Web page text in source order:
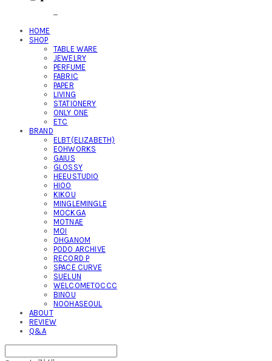
HOME
SHOP
TABLE WARE
JEWELRY
PERFUME
FABRIC
PAPER
LIVING
STATIONERY
ONLY ONE
ETC
BRAND
ELBT(ELIZABETH)
EOHWORKS
GAIUS
GLOSSY
HEEUSTUDIO
HIOO
KIKOU
MINGLEMINGLE
MOCKGA
MOTNAE
MOI
OHGANOM
PODO ARCHIVE
RECORD P
SPACE CURVE
SUELUN
WELCOMETOCCC
BINOU
NOOHASEOUL
ABOUT
REVIEW
Q&A